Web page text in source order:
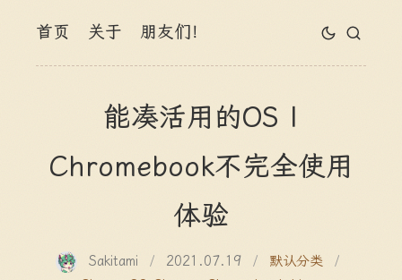
首页 关于 朋友们！
能凑活用的OS |
Chromebook不完全使用
体验
Sakitami / 2021.07.19 / 默认分类
/